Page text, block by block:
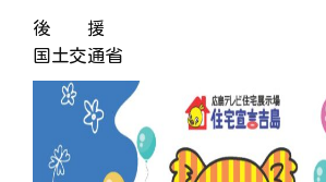
後 援
国土交通省